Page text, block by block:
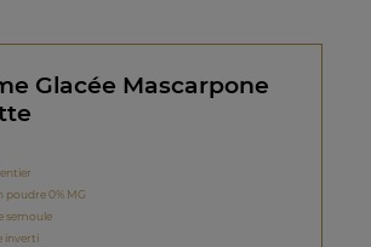
Glacée Mascarpone
poudre 0% MG
semoule
inverti